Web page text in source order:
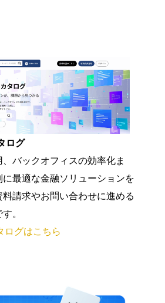
ログ
バックオフィスの効率化ま
最適な金融ソリューションを
請求やお問い合わせに進める
。
ログはこちら